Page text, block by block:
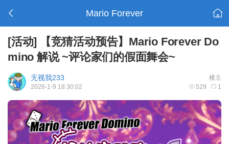
Mario Forever
[活动] 【竞猜活动预告】Mario Forever Do
mino 解说 ~评论家们的假面舞会~
楼主
无视我233
529 1
2026-1-9 18:30:02